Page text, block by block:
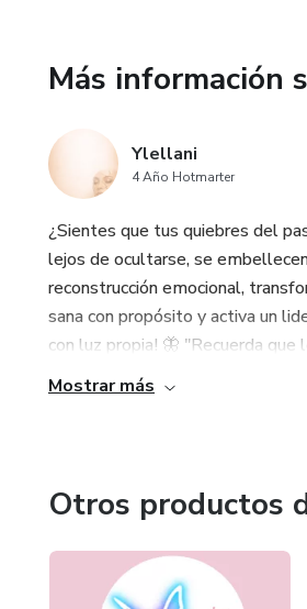
Más información
Ylellani
4 Año Hotmarter
¿Sientes que tus quiebres del
lejos de ocultarse, se
reconstrucción emocional,
sana con propósito y activa un
con luz propia! 🦋 "Recuerda que
Mostrar más
Otros productos